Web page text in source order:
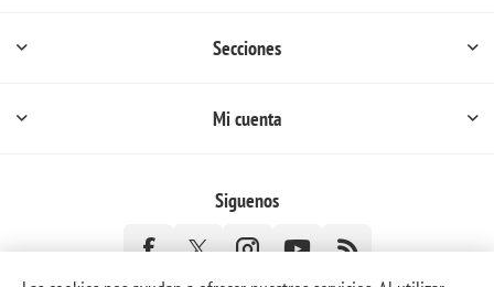
Secciones
Mi cuenta
Siguenos